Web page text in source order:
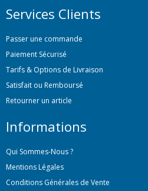
Services Clients
Passer une commande
Paiement Sécurisé
Tarifs & Options de Livraison
Satisfait ou Remboursé
Retourner un article
Informations
Qui Sommes-Nous ?
Mentions Légales
Conditions Générales de Vente